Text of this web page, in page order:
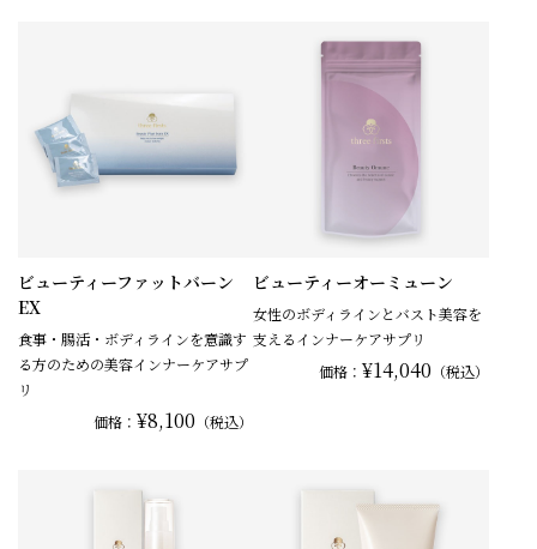
ビューティーファットバーン
EX
食事・腸活・ボディラインを意識す
る方のための美容インナーケアサプ
リ
価格：¥8,100 （税込）
ビューティーオーミューン
女性のボディラインとバスト美容を
支えるインナーケアサプリ
価格： ¥14,040 （税込）